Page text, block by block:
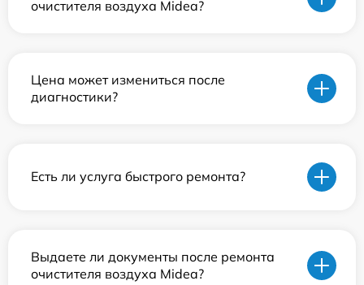
очистителя воздуха Midea?
Цена может измениться после
диагностики?
Есть ли услуга быстрого ремонта?
Выдаете ли документы после ремонта
очистителя воздуха Midea?